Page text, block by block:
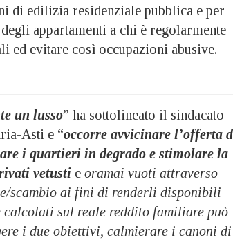
di edilizia residenziale pubblica e per
appartamenti a chi è regolarmente
ed evitare così occupazioni abusive.
un lusso” ha sottolineato il sindacato
Asti e “occorre avvicinare l’offerta
i quartieri in degrado e stimolare la
vetusti e oramai vuoti attraverso
scambio ai fini di renderli disponibili
sul reale reddito familiare può
i due obiettivi, calmierare i canoni di